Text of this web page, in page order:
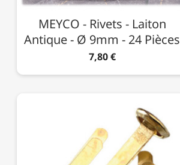
MEYCO - Rivets - Laiton
Antique - Ø 9mm - 24 Pièces
7,80 €